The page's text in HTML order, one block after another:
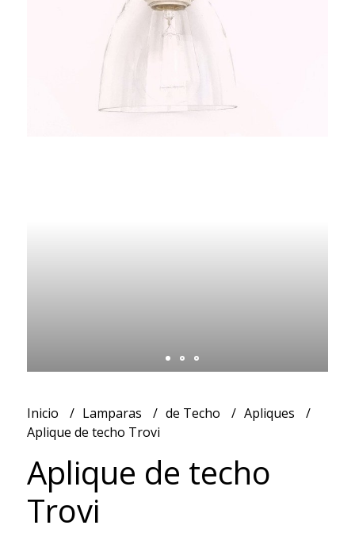
Inicio Lamparas de Techo
Apliques
Aplique de techo Trovi
Aplique de techo
Trovi